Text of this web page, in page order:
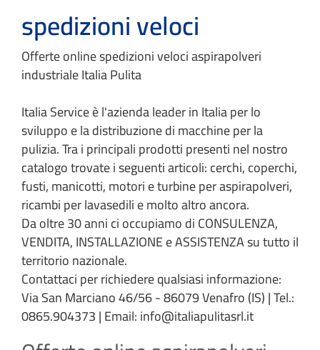
spedizioni veloci
Offerte online spedizioni veloci aspirapolveri
industriale Italia Pulita
Italia Service è l'azienda leader in Italia per lo
sviluppo e la distribuzione di macchine per la
pulizia. Tra i principali prodotti presenti nel nostro
catalogo trovate i seguenti articoli: cerchi, coperchi,
fusti, manicotti, motori e turbine per aspirapolveri,
ricambi per lavasedili e molto altro ancora.
Da oltre 30 anni ci occupiamo di CONSULENZA,
VENDITA, INSTALLAZIONE e ASSISTENZA su tutto il
territorio nazionale.
Contattaci per richiedere qualsiasi informazione:
Via San Marciano 46/56 - 86079 Venafro (IS) | Tel.:
0865.904373 | Email: info@italiapulitasrl.it